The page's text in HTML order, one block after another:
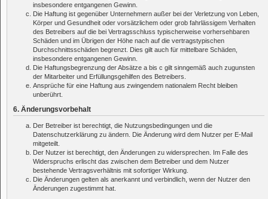
insbesondere entgangenen Gewinn.
Die Haftung ist gegenüber Unternehmern außer bei der Verletzung von Leben,
Körper und Gesundheit oder vorsätzlichem oder grob fahrlässigem Verhalten
des Betreibers auf die bei Vertragsschluss typischerweise vorhersehbaren
Schäden und im Übrigen der Höhe nach auf die vertragstypischen
Durchschnittsschäden begrenzt. Dies gilt auch für mittelbare Schäden,
insbesondere entgangenen Gewinn.
Die Haftungsbegrenzung der Absätze a bis c gilt sinngemäß auch zugunsten
der Mitarbeiter und Erfüllungsgehilfen des Betreibers.
Ansprüche für eine Haftung aus zwingendem nationalem Recht bleiben
unberührt.
6. Änderungsvorbehalt
Der Betreiber ist berechtigt, die Nutzungsbedingungen und die
Datenschutzerklärung zu ändern. Die Änderung wird dem Nutzer per E-Mail
mitgeteilt.
Der Nutzer ist berechtigt, den Änderungen zu widersprechen. Im Falle des
Widerspruchs erlischt das zwischen dem Betreiber und dem Nutzer
bestehende Vertragsverhältnis mit sofortiger Wirkung.
Die Änderungen gelten als anerkannt und verbindlich, wenn der Nutzer den
Änderungen zugestimmt hat.